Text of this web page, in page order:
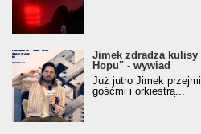
Jimek zdradza kulisy
Hopu" - wywiad
Jimek zdradza
Hopu" - wywiad
Już jutro Jimek
gośćmi i orkiestrą...